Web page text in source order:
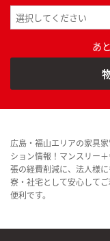
あ
広島・福山エリアの家具
ション情報！マンスリー
張の経費削減に、法人様に
寮・社宅として安心して
便利です。